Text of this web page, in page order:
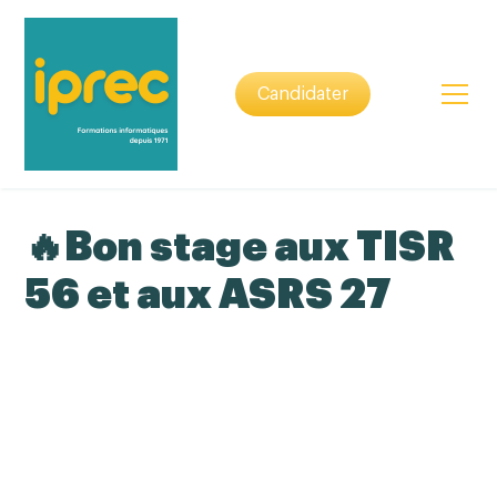
Candidater
🔥Bon stage aux TISR
56 et aux ASRS 27